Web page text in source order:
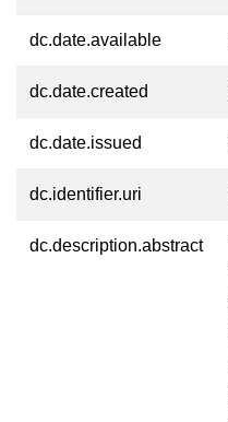
dc.date.available
dc.date.created
dc.date.issued
dc.identifier.uri
dc.description.abstract